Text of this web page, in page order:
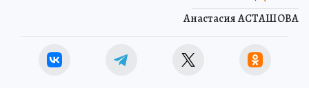
Анастасия АСТАШОВА